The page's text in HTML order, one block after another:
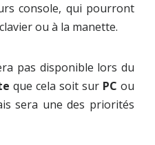
console, qui pourront
ou à la manette.
pas disponible lors du
que cela soit sur PC ou
sera une des priorités